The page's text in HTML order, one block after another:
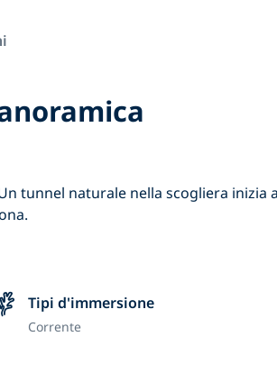
tunnel naturale nella scogliera inizia al
Tipi d'immersione
Corrente